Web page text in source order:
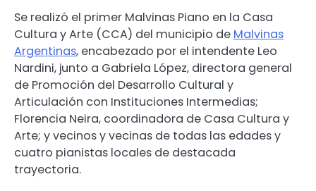
Se realizó el primer Malvinas Piano en la Casa
Cultura y Arte (CCA) del municipio de Malvinas
Argentinas, encabezado por el intendente Leo
Nardini, junto a Gabriela López, directora general
de Promoción del Desarrollo Cultural y
Articulación con Instituciones Intermedias;
Florencia Neira, coordinadora de Casa Cultura y
Arte; y vecinos y vecinas de todas las edades y
cuatro pianistas locales de destacada
trayectoria.